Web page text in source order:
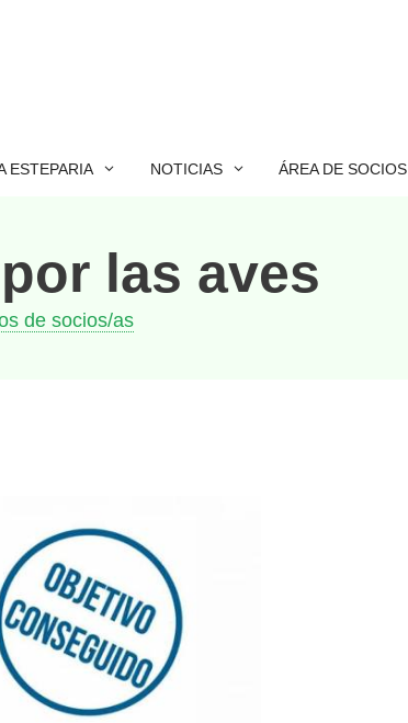
ESTEPARIA NOTICIAS ÁREA DE SOCIOS
las aves
de socios/as